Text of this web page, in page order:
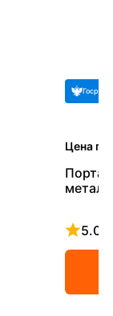
Цена по
5.0